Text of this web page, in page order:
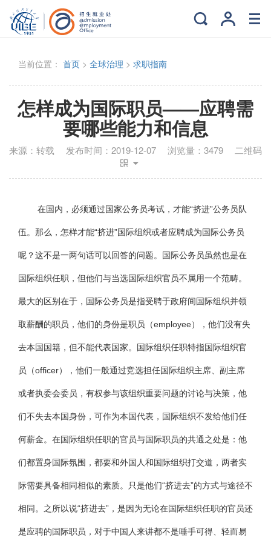
当前位置： 首页 > 全球治理 > 求职指南
怎样成为国际职员——应聘需
要哪些能力和信息
来源： 转载 发布时间： 2019-12-07 浏览量： 3479 二维码
在国内，必须通过国家公务员考试，才能“挤进”公务员队
伍。那么，怎样才能“挤进”国际组织或者应聘成为国际公务员
呢？这不是一两句话可以回答的问题。国际公务员虽然也是在
国际组织任职，但他们与当选国际组织官员不属用一个范畴。
最大的区别在于，国际公务员是指受聘于政府间国际组织并领
取薪酬的职员，他们的身份是职员（employee），他们没有失
去本国国籍，但不能代表国家。国际组织任职特指国际组织官
员（officer），他们一般通过竞选担任国际组织主席、副主席
或者执委会委员，有权参与该组织重要问题的讨论与决策，他
们不失去本国身份，可作为本国代表，国际组织不发给他们任
何薪金。在国际组织任职的官员与国际职员的共通之处是：他
们都置身国际氛围，都要和外国人和国际组织打交道，两者实
际需要具备相同相似的素质。只是他们“挤进去”的方式与途径不
相同。之所以说“挤进去”，是因为无论在国际组织任职的官员还
是应聘的国际职员，对于中国人来讲都不是唾手可得、轻而易